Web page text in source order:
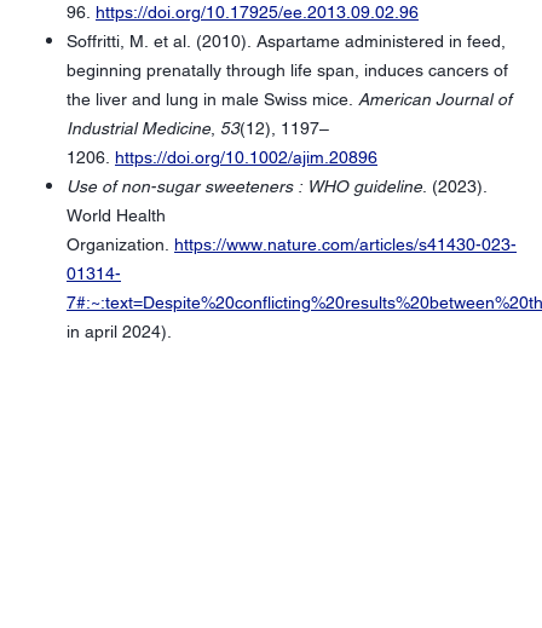
96. https://doi.org/10.17925/ee.2013.09.02.96
Soffritti, M. et al. (2010). Aspartame administered in feed,
beginning prenatally through life span, induces cancers of
the liver and lung in male Swiss mice. American Journal of
Industrial Medicine 53(12), 1197–
1206. https://doi.org/10.1002/ajim.20896
Use of non-sugar sweeteners : WHO guideline . (2023).
World Health
Organization. https://www.nature.com/articles/s41430-023-
01314-
in april 2024).